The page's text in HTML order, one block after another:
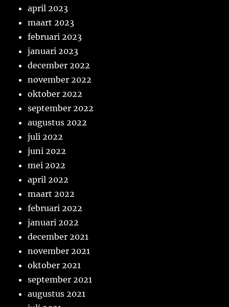
april 2023
maart 2023
februari 2023
januari 2023
december 2022
november 2022
oktober 2022
september 2022
augustus 2022
juli 2022
juni 2022
mei 2022
april 2022
maart 2022
februari 2022
januari 2022
december 2021
november 2021
oktober 2021
september 2021
augustus 2021